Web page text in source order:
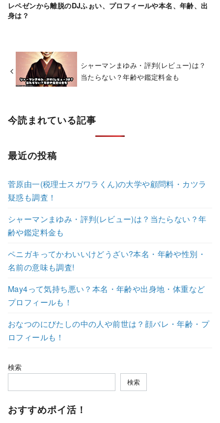
レペゼンから離脱のDJふぉい、プロフィールや本名、年齢、出
身は？
シャーマンまゆみ・評判(レビュー)は？
当たらない？年齢や鑑定料金も
今読まれている記事
最近の投稿
菅原由一(税理士スガワラくん)の大学や顧問料・カツラ
疑惑も調査！
シャーマンまゆみ・評判(レビュー)は？当たらない？年
齢や鑑定料金も
ペニガキってかわいいけどうざい?本名・年齢や性別・
名前の意味も調査!
May4って気持ち悪い？本名・年齢や出身地・体重など
プロフィールも！
おなつのにびたしの中の人や前世は？顔バレ・年齢・プ
ロフィールも！
検索
検索
おすすめポイ活！